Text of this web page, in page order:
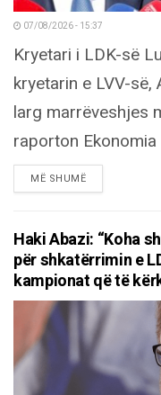
07/08/2026 - 15:37
Kryetari i LDK-së
kryetarin e LVV-
larg marrëveshjes
raporton Ekonomia
MË SHUMËDETAILS
Haki Abazi: “Koha
për shkatërrimin e
kampionat që të